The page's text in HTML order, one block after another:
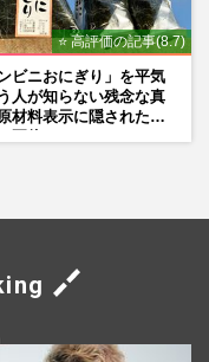
⭐ 高評価の記事(8.7)
ンビニおにぎり」を平気
人が知らない残念な真
材料表示に隠された添